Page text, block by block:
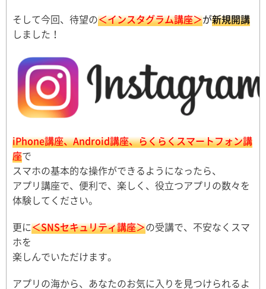
そして今回、待望の＜インスタグラム講座＞が新規開講
しました！
iPhone講座、Android講座、らくらくスマートフォン講
座で
スマホの基本的な操作ができるようになったら、
アプリ講座で、便利で、楽しく、役立つアプリの数々を
体験してください。
更に＜SNSセキュリティ講座＞の受講で、不安なくスマ
ホを
楽しんでいただけます。
アプリの海から、あなたのお気に入りを見つけられるよ